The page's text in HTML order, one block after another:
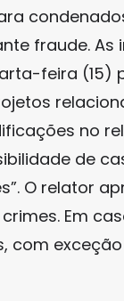
fraude. As
feira (15)
no
de
O relator
Em
com